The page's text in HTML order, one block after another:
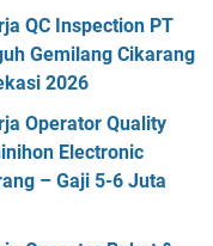
QC Inspection PT
Gemilang Cikarang
2026
Operator Quality
Electronic
– Gaji 5-6 Juta